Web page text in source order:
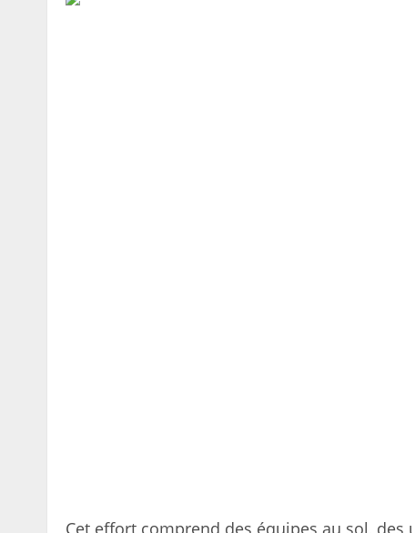
Cet effort comprend des équipes au sol,